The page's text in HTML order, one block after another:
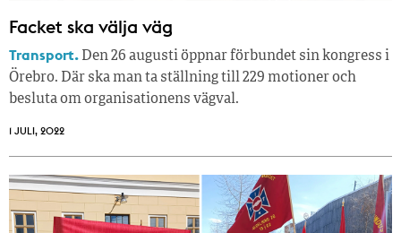
Facket ska välja väg
Transport. Den 26 augusti öppnar förbundet sin kongress i
Örebro. Där ska man ta ställning till 229 motioner och
besluta om organisationens vägval.
1 JULI, 2022